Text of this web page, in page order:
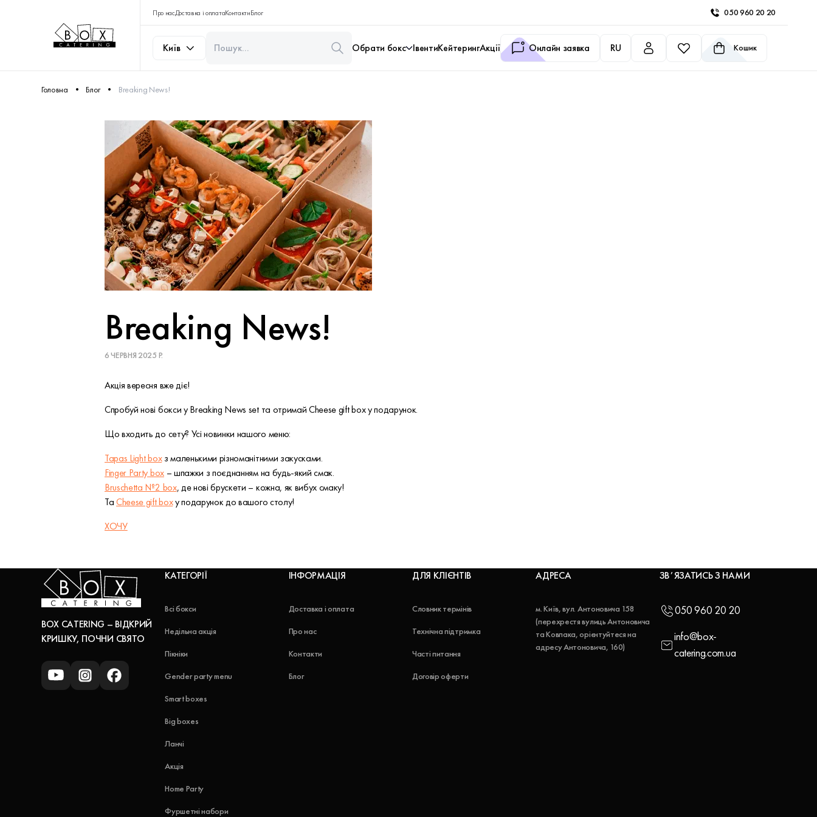
Про насДоставка і оплатаКонтактиБлог 050 960 20 20
Київ Обрати бокс ІвентиКейтерингАкції Онлайн заявка RU Кошик
Головна Блог Breaking News!
Breaking News!
6 ЧЕРВНЯ 2025 Р.
Акція вересня вже діє!
Спробуй нові бокси у Breaking News set та отримай Cheese gift box у подарунок.
Що входить до сету? Усі новинки нашого меню:
Tapas Light boxз маленькими різноманітними закусками.
Finger Party box– шпажки з поєднанням на будь-який смак.
Bruschetta №2 box, де нові брускети – кожна, як вибух смаку!
ТаCheese gift boxу подарунок до вашого столу!
ХОЧУ
BOX CATERING – ВІДКРИЙ
КРИШКУ, ПОЧНИ СВЯТО
КАТЕГОРІЇ
Всі бокси
Недільна акція
Пікніки
Gender party menu
Smart boxes
Big boxes
Ланчі
Акція
Home Party
Фуршетні набори
ІНФОРМАЦІЯ
Доставка і оплата
Про нас
Контакти
Блог
ДЛЯ КЛІЄНТІВ
Словник термінів
Технічна підтримка
Часті питання
Договір оферти
АДРЕСА
м. Київ, вул. Антоновича 158
(перехрестя вулиць Антоновича
та Ковпака, орієнтуйтеся на
адресу Антоновича, 160)
ЗВʼЯЗАТИСЬ З НАМИ
050 960 20 20
info@box-
catering.com.ua